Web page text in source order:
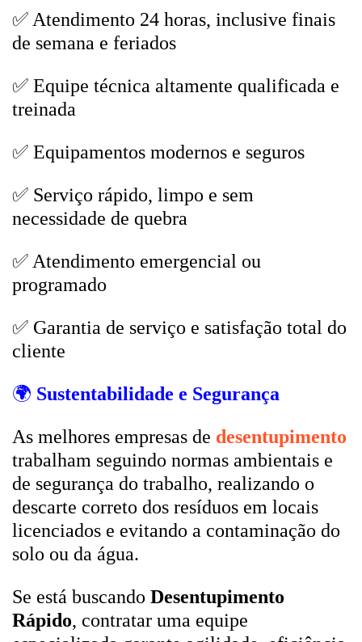
✅ Atendimento 24 horas, inclusive finais
de semana e feriados
✅ Equipe técnica altamente qualificada e
treinada
✅ Equipamentos modernos e seguros
✅ Serviço rápido, limpo e sem
necessidade de quebra
✅ Atendimento emergencial ou
programado
✅ Garantia de serviço e satisfação total do
cliente
🌍 Sustentabilidade e Segurança
As melhores empresas de desentupimento
trabalham seguindo normas ambientais e
de segurança do trabalho, realizando o
descarte correto dos resíduos em locais
licenciados e evitando a contaminação do
solo ou da água.
Se está buscando Desentupimento
Rápido, contratar uma equipe